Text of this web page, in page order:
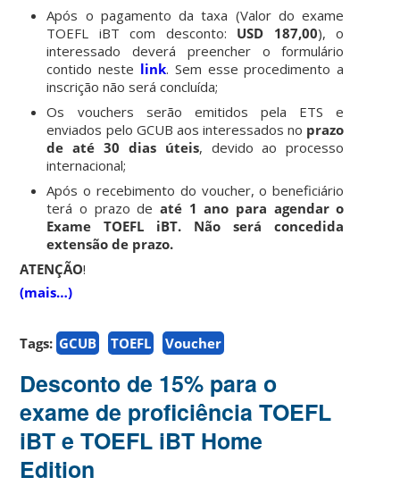
Após o pagamento da taxa (Valor do exame
TOEFL iBT com desconto: USD 187,00), o
interessado deverá preencher o formulário
contido neste link. Sem esse procedimento a
inscrição não será concluída;
Os vouchers serão emitidos pela ETS e
enviados pelo GCUB aos interessados no prazo
de até 30 dias úteis, devido ao processo
internacional;
Após o recebimento do voucher, o beneficiário
terá o prazo deaté 1 ano para agendar o
Exame TOEFL iBT. Não será concedida
extensão de prazo.
ATENÇÃO!
(mais…)
Tags: GCUB TOEFL Voucher
Desconto de 15% para o
exame de proficiência TOEFL
iBT e TOEFL iBT Home
Edition